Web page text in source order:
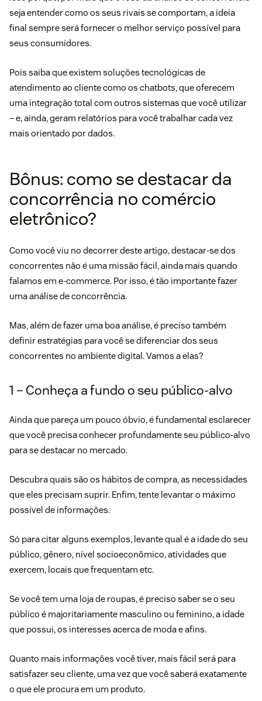
seja entender como os seus rivais se comportam, a ideia
final sempre será fornecer o melhor serviço possível para
seus consumidores.
Pois saiba que existem soluções tecnológicas de
atendimento ao cliente como os chatbots, que oferecem
uma integração total com outros sistemas que você utilizar
– e, ainda, geram relatórios para você trabalhar cada vez
mais orientado por dados.
Bônus: como se destacar da
concorrência no comércio
eletrônico?
Como você viu no decorrer deste artigo, destacar-se dos
concorrentes não é uma missão fácil, ainda mais quando
falamos em e-commerce. Por isso, é tão importante fazer
uma análise de concorrência.
Mas, além de fazer uma boa análise, é preciso também
definir estratégias para você se diferenciar dos seus
concorrentes no ambiente digital. Vamos a elas?
1 – Conheça a fundo o seu público-alvo
Ainda que pareça um pouco óbvio, é fundamental esclarecer
que você precisa conhecer profundamente seu público-alvo
para se destacar no mercado.
Descubra quais são os hábitos de compra, as necessidades
que eles precisam suprir. Enfim, tente levantar o máximo
possível de informações.
Só para citar alguns exemplos, levante qual é a idade do seu
público, gênero, nível socioeconômico, atividades que
exercem, locais que frequentam etc.
Se você tem uma loja de roupas, é preciso saber se o seu
público é majoritariamente masculino ou feminino, a idade
que possui, os interesses acerca de moda e afins.
Quanto mais informações você tiver, mais fácil será para
satisfazer seu cliente, uma vez que você saberá exatamente
o que ele procura em um produto.